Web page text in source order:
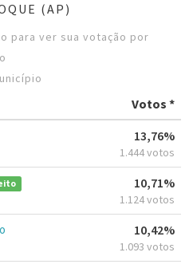
(AP)
para ver sua votação por
Votos *
13,76%
1.444 votos
10,71%
1.124 votos
10,42%
1.093 votos